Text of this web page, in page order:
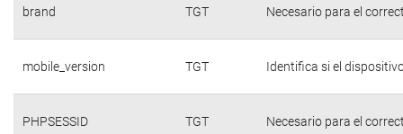
brand TGT Necesario para el
mobile_version TGT Identifica si el
PHPSESSID TGT Necesario para el